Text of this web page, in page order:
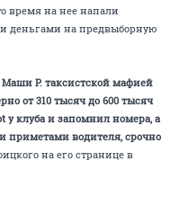
время на нее напали
деньгами на предвыборную
Маши Р. таксистской мафией
от 310 тысяч до 600 тысяч
у клуба и запомнил номера, а
приметами водителя, срочно
на его странице в